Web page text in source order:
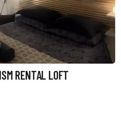
RENTAL LOFT